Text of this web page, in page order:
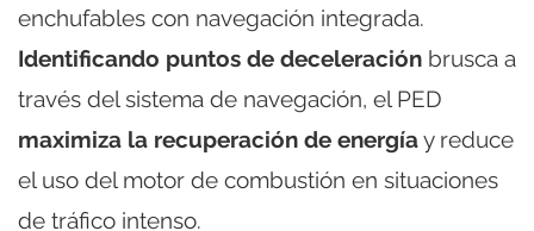
enchufables con navegación integrada.
Identificando puntos de deceleración brusca a
través del sistema de navegación, el PED
maximiza la recuperación de energíay reduce
el uso del motor de combustión en situaciones
de tráfico intenso.